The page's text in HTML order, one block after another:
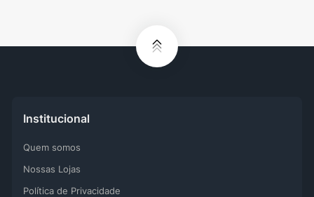
Institucional
Quem somos
Nossas Lojas
Política de Privacidade